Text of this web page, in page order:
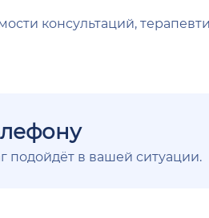
консультаций,
подойдёт в вашей ситуации.